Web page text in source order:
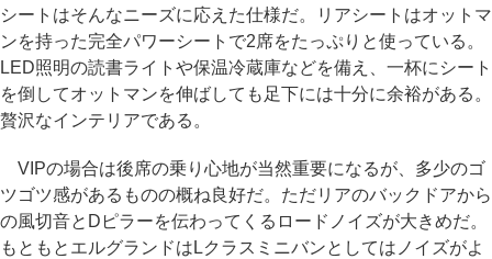
シートはそんなニーズに応えた仕様だ。リアシートはオットマ
ンを持った完全パワーシートで2席をたっぷりと使っている。
LED照明の読書ライトや保温冷蔵庫などを備え、一杯にシート
を倒してオットマンを伸ばしても足下には十分に余裕がある。
贅沢なインテリアである。
VIPの場合は後席の乗り心地が当然重要になるが、多少のゴ
ツゴツ感があるものの概ね良好だ。ただリアのバックドアから
の風切音とDピラーを伝わってくるロードノイズが大きめだ。
もともとエルグランドはLクラスミニバンとしてはノイズがよ